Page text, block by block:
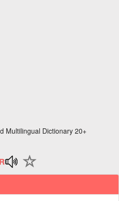
Multilingual Dictionary 20+